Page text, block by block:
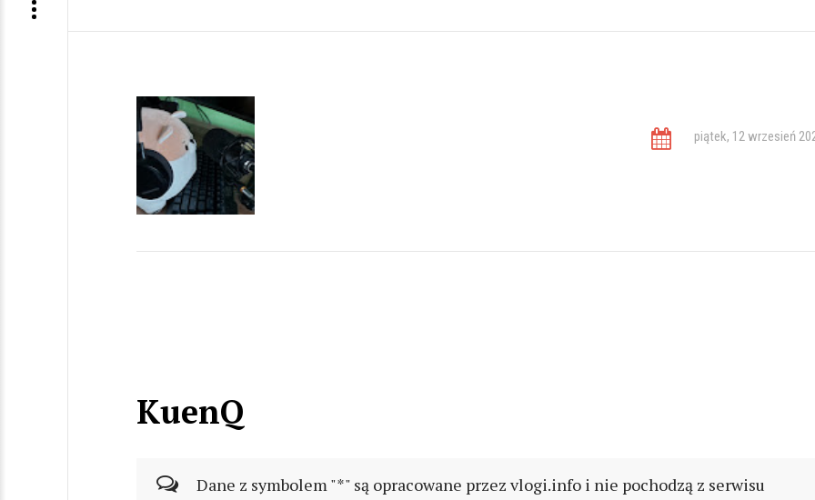
piątek, 12 wrzesień
KuenQ
Dane z symbolem "*" są opracowane przez vlogi.info i nie pochodzą z serwisu